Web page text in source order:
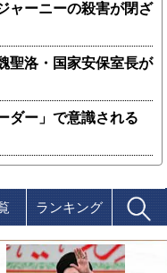
ャーニーの殺害が閉ざ
聖洛・国家安保室長が
ダー」で意識される
ランキング